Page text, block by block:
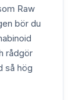
Raw
bör du
rådgör
så hög